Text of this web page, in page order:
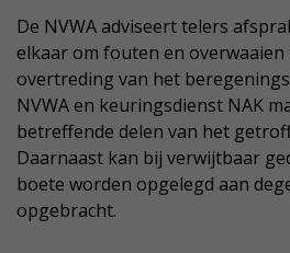
De NVWA adviseert telers
elkaar om fouten en
overtreding van het
NVWA en keuringsdienst NAK
betreffende delen van het
Daarnaast kan bij verwijtbaar
boete worden opgelegd aan
opgebracht.